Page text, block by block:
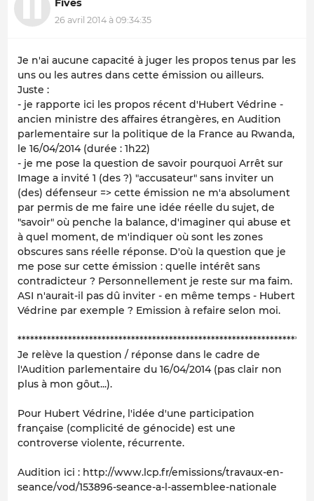
Fives
26 avril 2014 à 09:34:35
Je n'ai aucune capacité à juger les propos tenus par les
uns ou les autres dans cette émission ou ailleurs.
Juste :
- je rapporte ici les propos récent d'Hubert Védrine -
ancien ministre des affaires étrangères, en Audition
parlementaire sur la politique de la France au Rwanda,
le 16/04/2014 (durée : 1h22)
- je me pose la question de savoir pourquoi Arrêt sur
Image a invité 1 (des ?) "accusateur" sans inviter un
(des) défenseur => cette émission ne m'a absolument
par permis de me faire une idée réelle du sujet, de
"savoir" où penche la balance, d'imaginer qui abuse et
à quel moment, de m'indiquer où sont les zones
obscures sans réelle réponse. D'où la question que je
me pose sur cette émission : quelle intérêt sans
contradicteur ? Personnellement je reste sur ma faim.
ASI n'aurait-il pas dû inviter - en même temps - Hubert
Védrine par exemple ? Emission à refaire selon moi.
Je relève la question / réponse dans le cadre de
l'Audition parlementaire du 16/04/2014 (pas clair non
plus à mon gôut...).
Pour Hubert Védrine, l'idée d'une participation
française (complicité de génocide) est une
controverse violente, récurrente.
Audition ici : http://www.lcp.fr/emissions/travaux-en-
seance/vod/153896-seance-a-l-assemblee-nationale